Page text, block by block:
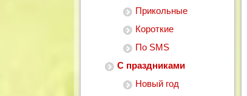
Прикольные
Короткие
По SMS
С праздниками
Новый год